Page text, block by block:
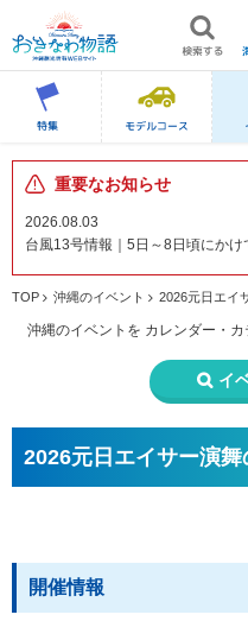
重要なお知らせ
2026.08.03
台風13号情報｜5日～8日頃にか
TOP 沖縄のイベント 2026元日エイ
沖縄のイベントを カレンダー・
イ
2026元日エイサー演舞
開催情報